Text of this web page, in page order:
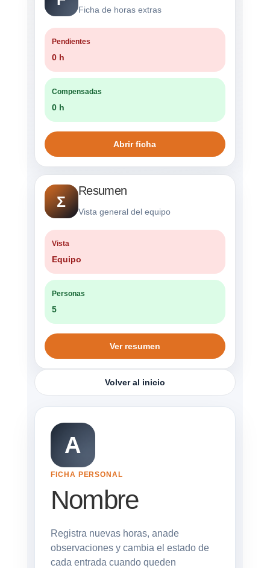
Ficha de horas extras
Pendientes
0 h
Compensadas
0 h
Abrir ficha
Σ
Resumen
Vista general del equipo
Vista
Equipo
Personas
5
Ver resumen
Volver al inicio
A
FICHA PERSONAL
Nombre
Registra nuevas horas, anade
observaciones y cambia el estado de
cada entrada cuando queden